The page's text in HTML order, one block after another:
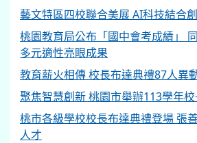
藝文特區四校聯合美展 AI科技結合
桃園教育局公布「國中會考成績」
多元適性亮眼成果
教育薪火相傳 校長布達典禮87人異
聚焦智慧創新 桃園市舉辦113學年
桃市各級學校校長布達典禮登場 張
人才